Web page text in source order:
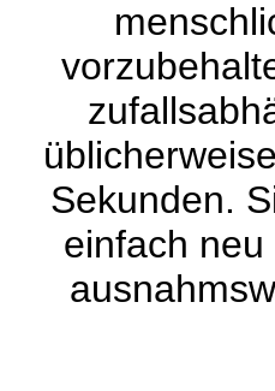
Sekunden.
einfach